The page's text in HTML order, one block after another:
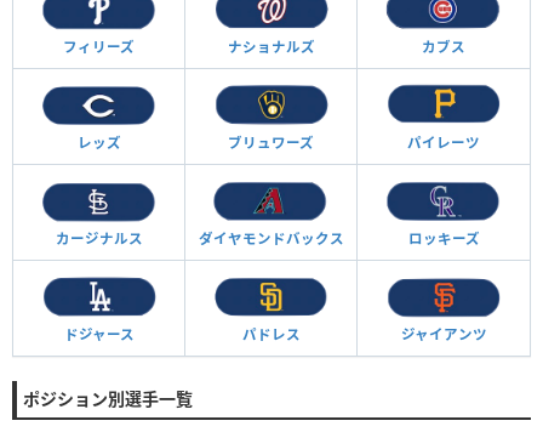
フィリーズ ナショナルズ カブス
レッズ ブリュワーズ パイレーツ
カージナルス ダイヤモンドバックス ロッキーズ
ドジャース パドレス ジャイアンツ
ポジション別選手一覧